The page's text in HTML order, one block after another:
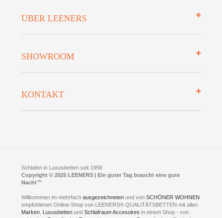
Finanzierung
Datenschutz
ÜBER LEENERS
Preisgarantie
Presse
Jobs
SHOWROOM
Fotoalbum
Kontakt
KONTAKT
Neuer Showroom für unsere Onlineartikel.
Kontakt via:WhatsApp
Kontakt via:eMail
Schlafen in Luxusbetten seit 1958
Copyright © 2025 LEENERS | Ein guter Tag braucht eine gute
Nacht™
Willkommen im mehrfachausgezeichnetenund vonSCHÖNER WOHNEN
empfohlenen Online-Shop von LEENERS® QUALITÄTSBETTEN mit allen
Marken Luxusbetten undSchlafraum Accesoires in einem Shop - von